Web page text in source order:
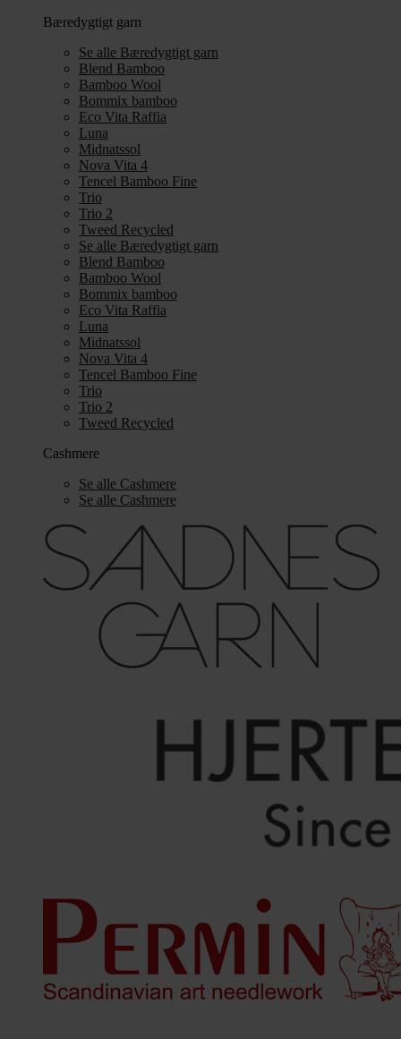
Bæredygtigt garn
Se alle Bæredygtigt garn
Blend Bamboo
Bamboo Wool
Bommix bamboo
Eco Vita Raffia
Luna
Midnatssol
Nova Vita 4
Tencel Bamboo Fine
Trio
Trio 2
Tweed Recycled
Se alle Bæredygtigt garn
Blend Bamboo
Bamboo Wool
Bommix bamboo
Eco Vita Raffia
Luna
Midnatssol
Nova Vita 4
Tencel Bamboo Fine
Trio
Trio 2
Tweed Recycled
Cashmere
Se alle Cashmere
Se alle Cashmere